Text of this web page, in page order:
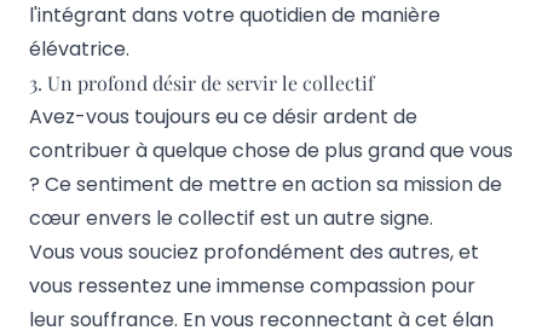
l'intégrant dans votre quotidien de manière
élévatrice.
3. Un profond désir de servir le collectif
Avez-vous toujours eu ce désir ardent de
contribuer à quelque chose de plus grand que vous
? Ce sentiment de mettre en action sa mission de
cœurenvers le collectif est un autre signe.
Vous vous souciez profondément des autres, et
vous ressentez une immense compassion pour
leur souffrance. En vous reconnectant à cet élan